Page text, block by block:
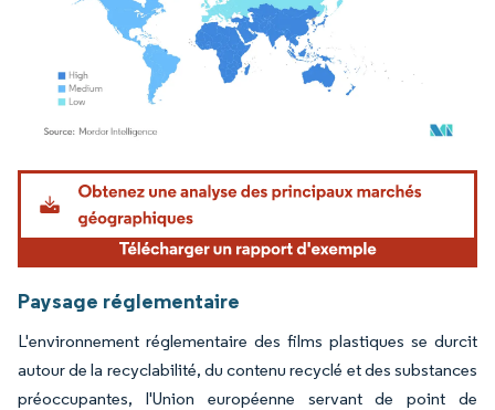
Image © Mordor Intelligence. La réutilisation nécessite une attribution sous CC BY
Paysage réglementaire
L'environnement réglementaire des films plastiques se durcit
autour de la recyclabilité, du contenu recyclé et des substances
préoccupantes, l'Union européenne servant de point de